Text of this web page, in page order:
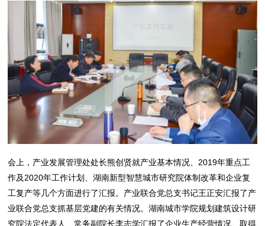
会上，产业发展管理处处长熊创贤就产业基本情况、2019年重点工
作及2020年工作计划、湖南新型智慧城市研究院体制改革和企业复
工复产等几个方面进行了汇报。产业联合党总支书记王正安汇报了产
业联合党总支抓基层党建的有关情况。湖南城市学院规划建筑设计研
究院法定代表人、常务副院长李志学汇报了企业生产经营情况、取得